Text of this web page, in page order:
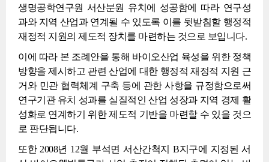
생명공학연구원 서산분원 유치에 성공함에 따라 연구성
과와 지역 산업과 연계될 수 있도록 이를 뒷받침할 행정적
재정적 지원의 제도적 장치를 마련하는 것으로 보입니다.
이에 따라 본 조례안을 통해 바이오산업 육성을 위한 정책
방향을 제시하고 관련 산업에 대한 행정적 재정적 지원 근
거와 민관 협력체계 구축 등에 관한 사항을 규정함으로써
연구기관 유치 성과를 실질적인 산업 성장과 지역 경제 활
성화로 연계하기 위한 제도적 기반을 마련할 수 있을 것으
로 판단됩니다.
또한 2008년 12월 부석면 서산간척지 B지구에 지정된 서